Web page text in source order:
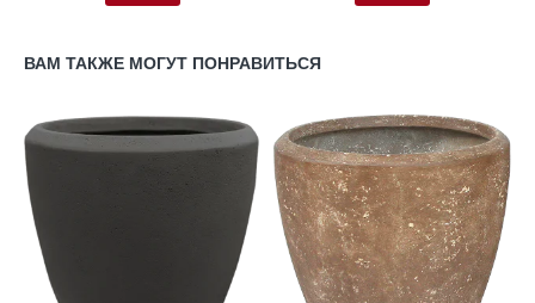
ВАМ ТАКЖЕ МОГУТ ПОНРАВИТЬСЯ